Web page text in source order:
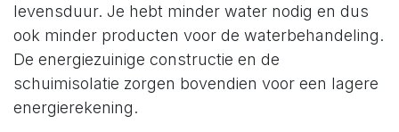
levensduur. Je hebt minder water nodig en dus
ook minder producten voor de waterbehandeling.
De energiezuinige constructie en de
schuimisolatie zorgen bovendien voor een lagere
energierekening.